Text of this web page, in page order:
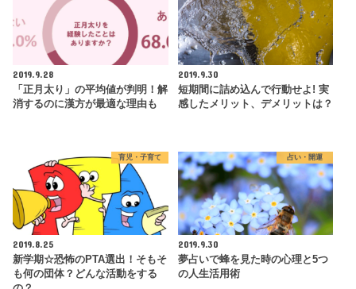
2019.9.28
「正月太り」の平均値が判明！解
消するのに漢方が最適な理由も
2019.9.30
短期間に詰め込んで行動せよ! 実
感したメリット、デメリットは？
育児・子育て
2019.8.25
新学期☆恐怖のPTA選出！そもそ
も何の団体？どんな活動をする
占い・開運
2019.9.30
夢占いで蜂を見た時の心理と5つ
の人生活用術